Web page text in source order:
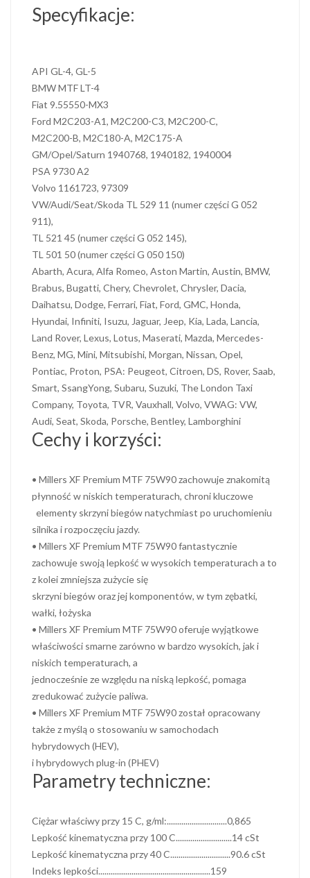
Specyfikacje:
API GL-4, GL-5
BMW MTF LT-4
Fiat 9.55550-MX3
Ford M2C203-A1, M2C200-C3, M2C200-C,
M2C200-B, M2C180-A, M2C175-A
GM/Opel/Saturn 1940768, 1940182, 1940004
PSA 9730 A2
Volvo 1161723, 97309
VW/Audi/Seat/Skoda TL 529 11 (numer części G 052
911),
TL 521 45 (numer części G 052 145),
TL 501 50 (numer części G 050 150)
Abarth, Acura, Alfa Romeo, Aston Martin, Austin, BMW,
Brabus, Bugatti, Chery, Chevrolet, Chrysler, Dacia,
Daihatsu, Dodge, Ferrari, Fiat, Ford, GMC, Honda,
Hyundai, Infiniti, Isuzu, Jaguar, Jeep, Kia, Lada, Lancia,
Land Rover, Lexus, Lotus, Maserati, Mazda, Mercedes-
Benz, MG, Mini, Mitsubishi, Morgan, Nissan, Opel,
Pontiac, Proton, PSA: Peugeot, Citroen, DS, Rover, Saab,
Smart, SsangYong, Subaru, Suzuki, The London Taxi
Company, Toyota, TVR, Vauxhall, Volvo, VWAG: VW,
Audi, Seat, Skoda, Porsche, Bentley, Lamborghini
Cechy i korzyści:
• Millers XF Premium MTF 75W90 zachowuje znakomitą
płynność w niskich temperaturach, chroni kluczowe
elementy skrzyni biegów natychmiast po uruchomieniu
silnika i rozpoczęciu jazdy.
• Millers XF Premium MTF 75W90 fantastycznie
zachowuje swoją lepkość w wysokich temperaturach a to
z kolei zmniejsza zużycie się
skrzyni biegów oraz jej komponentów, w tym zębatki,
wałki, łożyska
• Millers XF Premium MTF 75W90 oferuje wyjątkowe
właściwości smarne zarówno w bardzo wysokich, jak i
niskich temperaturach, a
jednocześnie ze względu na niską lepkość, pomaga
zredukować zużycie paliwa.
• Millers XF Premium MTF 75W90 został opracowany
także z myślą o stosowaniu w samochodach
hybrydowych (HEV),
i hybrydowych plug-in (PHEV)
Parametry techniczne:
Ciężar właściwy przy 15 C, g/ml:.............................0,865
Lepkość kinematyczna przy 100 C...........................14 cSt
Lepkość kinematyczna przy 40 C.............................90.6 cSt
Indeks lepkości......................................................159